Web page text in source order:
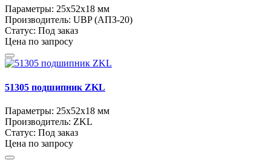
Параметры: 25x52x18 мм
Производитель: UBP (АПЗ-20)
Статус: Под заказ
Цена по запросу
51305 подшипник ZKL
Параметры: 25x52x18 мм
Производитель: ZKL
Статус: Под заказ
Цена по запросу